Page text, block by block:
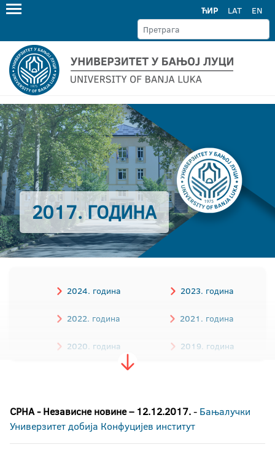
ЋИР LAT EN
2017. ГОДИНА
2024. година 2023. година
2022. година 2021. година
2020. година 2019. година
2016. година
СРНА - Независне новине – 12.12.2017.- Бањалучки
Универзитет добија Конфуцијев институт